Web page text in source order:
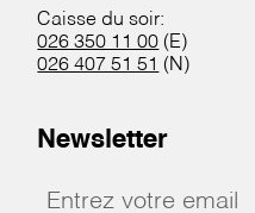
Caisse du soir:
026 350 11 00 (E)
026 407 51 51 (N)
Newsletter